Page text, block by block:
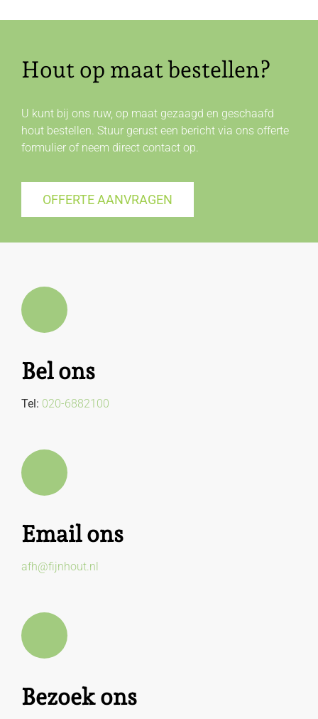
Hout op maat bestellen?
U kunt bij ons ruw, op maat gezaagd en geschaafd
hout bestellen. Stuur gerust een bericht via ons offerte
formulier of neem direct contactop.
OFFERTE AANVRAGEN
Bel ons
Tel: 020-6882100
Email ons
afh@fijnhout.nl
Bezoek ons